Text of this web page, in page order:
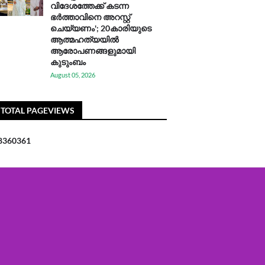
വിദേശത്തേക്ക് കടന്ന
ഭർത്താവിനെ അറസ്റ്റ്
ചെയ്യണം'; 20കാരിയുടെ
ആത്മഹത്യയിൽ
ആരോപണങ്ങളുമായി
കുടുംബം
August 05, 2026
TOTAL PAGEVIEWS
360361